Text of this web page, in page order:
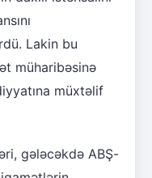
Lakin bu
müharibəsinə
müxtəlif
gələcəkdə ABŞ-